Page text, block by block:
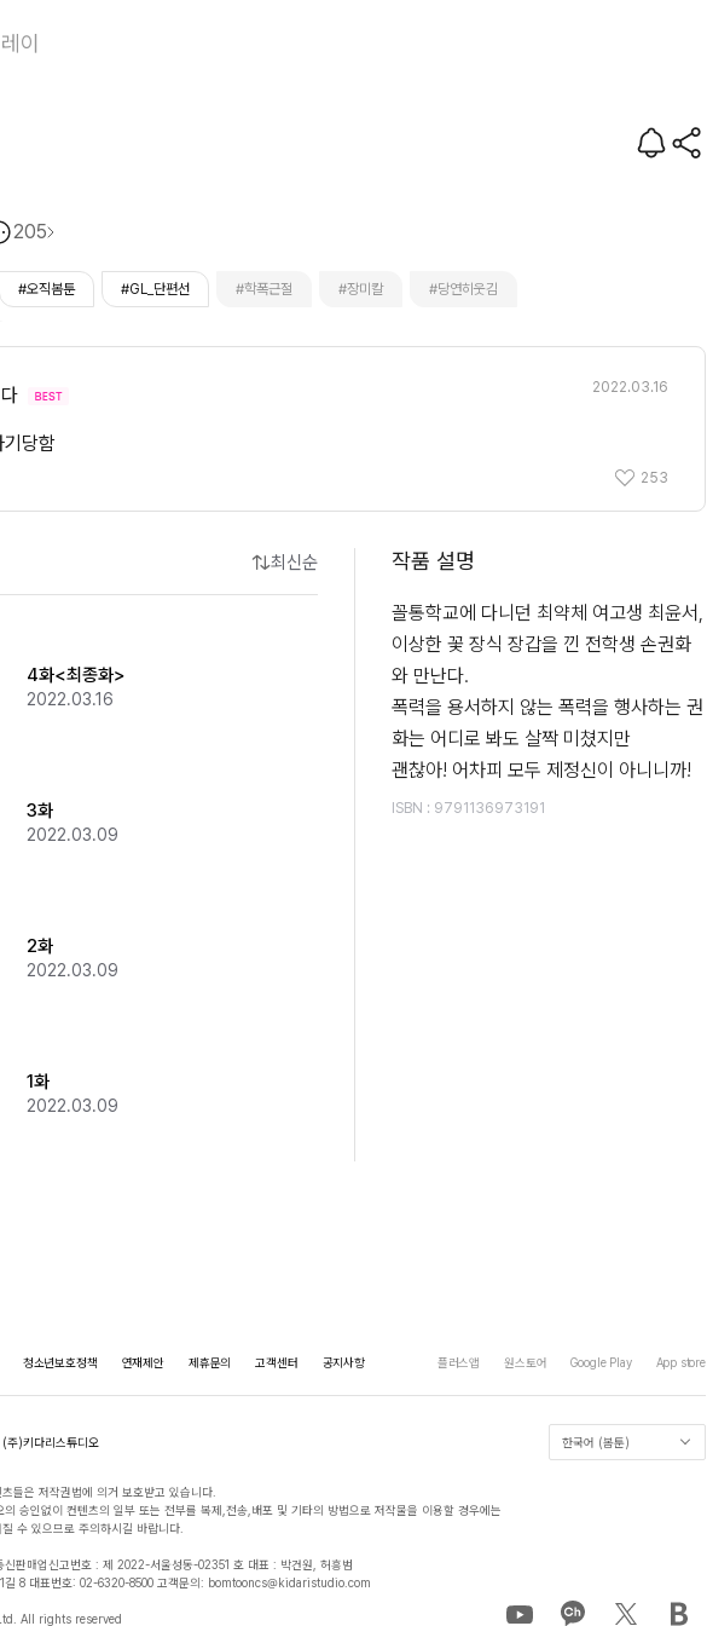
이
205
#오직봄툰 #GL_단편선 #학폭근절 #장미칼 #당연히웃김
2022.03.16
당함
253
최신순
4화<최종화>
2022.03.16
3화
2022.03.09
2화
2022.03.09
1화
2022.03.09
작품 설명
꼴통학교에 다니던 최약체 여고생 최윤서,
이상한 꽃 장식 장갑을 낀 전학생 손권화
와 만난다.
폭력을 용서하지 않는 폭력을 행사하는 권
화는 어디로 봐도 살짝 미쳤지만
괜찮아! 어차피 모두 제정신이 아니니까!
ISBN : 9791136973191
청소년보호정책 연재제안 제휴문의 고객센터 공지사항 플러스앱 원스토어 Google Play App store
한국어 (봄툰)
(주)키다리스튜디오
들은 저작권법에 의거 보호받고 있습니다.
승인없이 컨텐츠의 일부 또는 전부를 복제,전송,배포 및 기타의 방법으로 저작물을 이용할 경우에는
수 있으므로 주의하시길 바랍니다.
판매업신고번호 : 제 2022-서울성동-02351 호 대표 : 박건원, 허흥범
길 8 대표번호: 02-6320-8500 고객문의: bomtooncs@kidaristudio.com
All rights reserved